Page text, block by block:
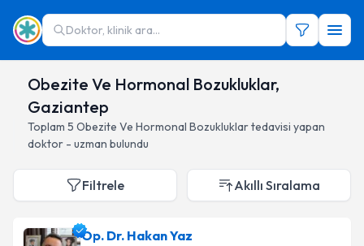
Doktor, klinik ara...
Obezite Ve Hormonal Bozukluklar,
Gaziantep
Toplam 5 Obezite Ve Hormonal Bozukluklartedavisi yapan
doktor - uzman bulundu
Filtrele Akıllı Sıralama
Op. Dr. Hakan Yaz